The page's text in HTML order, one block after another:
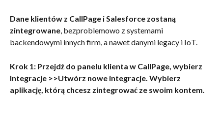
Dane klientów z CallPage i Salesforce zostaną
zintegrowane, bezproblemowo z systemami
backendowymi innych firm, a nawet danymi legacy i IoT.
Krok 1: Przejdź do panelu klienta w CallPage, wybierz
Integracje >>Utwórz nowe integracje. Wybierz
aplikację, którą chcesz zintegrować ze swoim kontem.